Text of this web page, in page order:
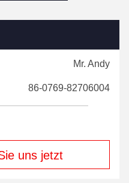
Mr. Andy
86-0769-82706004
uns jetzt